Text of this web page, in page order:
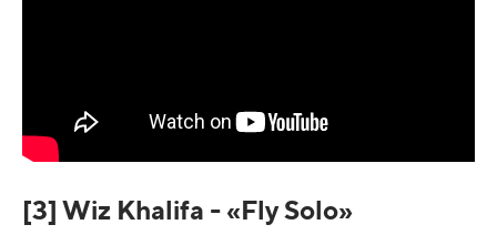
[3] Wiz Khalifa - «Fly Solo»